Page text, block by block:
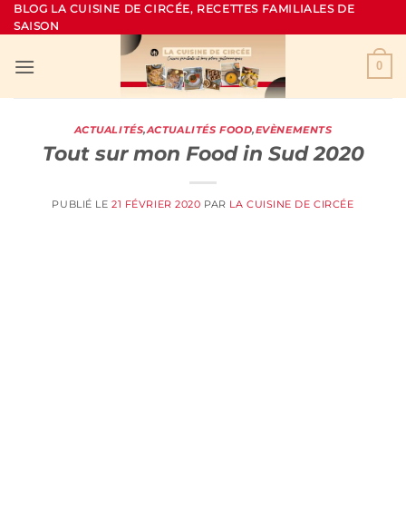
Passer
au
BLOG LA CUISINE DE CIRCÉE, RECETTES FAMILIALES DE
SAISON
0
ACTUALITÉS,ACTUALITÉS FOOD,EVÈNEMENTS
Tout sur mon Food in Sud 2020
PUBLIÉ LE21 FÉVRIER 2020 PAR LA CUISINE DE CIRCÉE